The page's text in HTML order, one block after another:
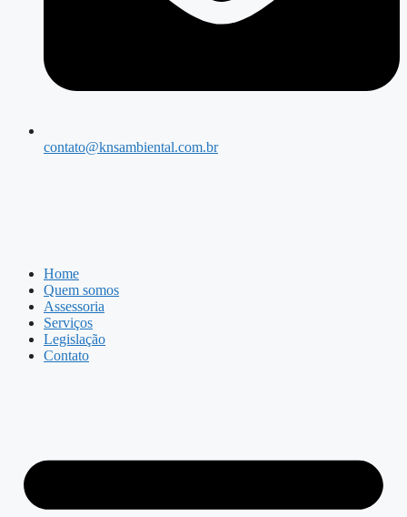
contato@knsambiental.com.br
Home
Quem somos
Assessoria
Serviços
Legislação
Contato